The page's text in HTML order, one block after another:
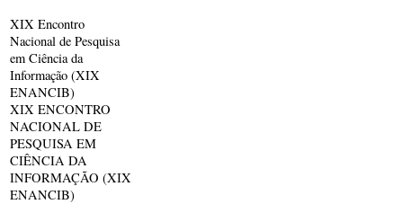
XIX Encontro
Nacional de Pesquisa
em Ciência da
Informação (XIX
ENANCIB)
XIX ENCONTRO
NACIONAL DE
PESQUISA EM
CIÊNCIA DA
INFORMAÇÃO (XIX
ENANCIB)